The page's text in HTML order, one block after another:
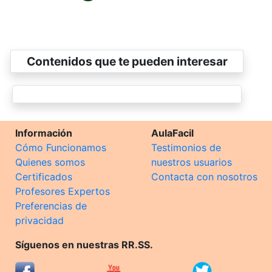
Contenidos que te pueden interesar
Información
Cómo Funcionamos
Quienes somos
Certificados
Profesores Expertos
Preferencias de
privacidad
AulaFacil
Testimonios de
nuestros usuarios
Contacta con nosotros
Síguenos en nuestras RR.SS.